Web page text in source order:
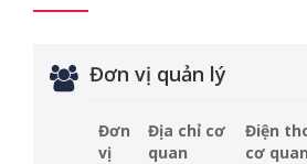
Đơn vị quản lý
Đơn
vị
Địa chỉ cơ
quan
Điện
cơ quan